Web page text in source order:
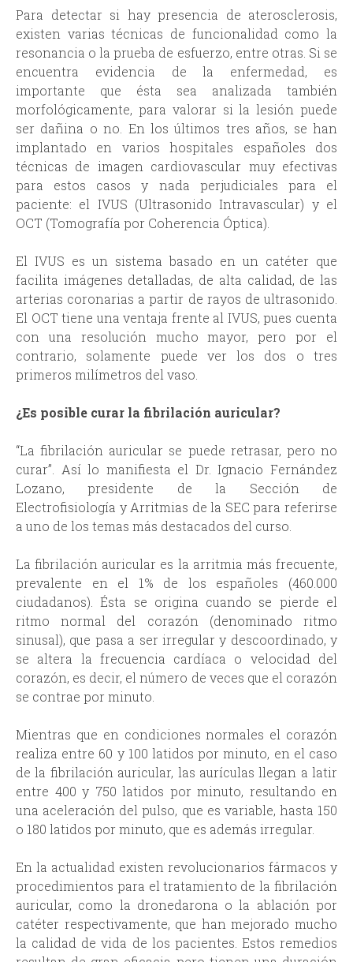
Para detectar si hay presencia de aterosclerosis,
existen varias técnicas de funcionalidad como la
resonancia o la prueba de esfuerzo, entre otras. Si se
encuentra evidencia de la enfermedad, es
importante que ésta sea analizada también
morfológicamente, para valorar si la lesión puede
ser dañina o no. En los últimos tres años, se han
implantado en varios hospitales españoles dos
técnicas de imagen cardiovascular muy efectivas
para estos casos y nada perjudiciales para el
paciente: el IVUS (Ultrasonido Intravascular) y el
OCT (Tomografía por Coherencia Óptica).
El IVUS es un sistema basado en un catéter que
facilita imágenes detalladas, de alta calidad, de las
arterias coronarias a partir de rayos de ultrasonido.
El OCT tiene una ventaja frente al IVUS, pues cuenta
con una resolución mucho mayor, pero por el
contrario, solamente puede ver los dos o tres
primeros milímetros del vaso.
¿Es posible curar la fibrilación auricular?
“La fibrilación auricular se puede retrasar, pero no
curar”. Así lo manifiesta el Dr. Ignacio Fernández
Lozano, presidente de la Sección de
Electrofisiología y Arritmias de la SEC para referirse
a uno de los temas más destacados del curso.
La fibrilación auricular es la arritmia más frecuente,
prevalente en el 1% de los españoles (460.000
ciudadanos). Ésta se origina cuando se pierde el
ritmo normal del corazón (denominado ritmo
sinusal), que pasa a ser irregular y descoordinado, y
se altera la frecuencia cardíaca o velocidad del
corazón, es decir, el número de veces que el corazón
se contrae por minuto.
Mientras que en condiciones normales el corazón
realiza entre 60 y 100 latidos por minuto, en el caso
de la fibrilación auricular, las aurículas llegan a latir
entre 400 y 750 latidos por minuto, resultando en
una aceleración del pulso, que es variable, hasta 150
o 180 latidos por minuto, que es además irregular.
En la actualidad existen revolucionarios fármacos y
procedimientos para el tratamiento de la fibrilación
auricular, como la dronedarona o la ablación por
catéter respectivamente, que han mejorado mucho
la calidad de vida de los pacientes. Estos remedios